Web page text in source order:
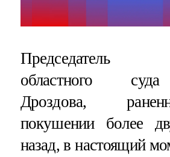
Председатель
областного
Дроздова,
покушении более
назад, в настоящий